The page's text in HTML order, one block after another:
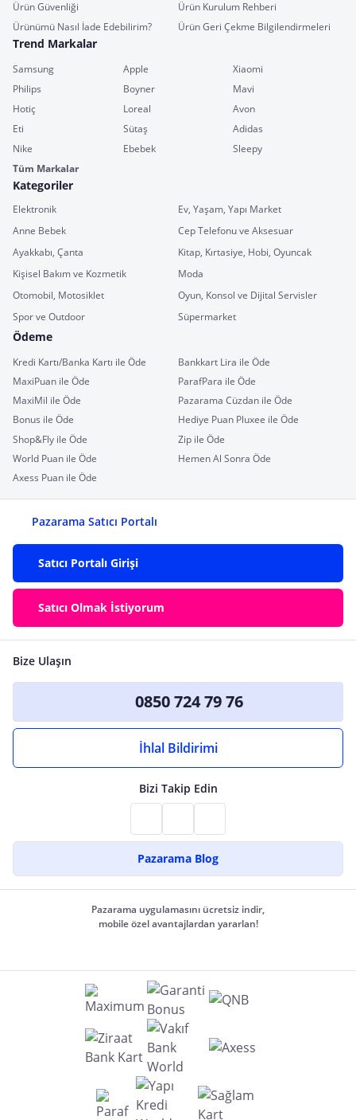
Ürün Güvenliği
Ürün Kurulum Rehberi
Ürünümü Nasıl İade Edebilirim?
Ürün Geri Çekme Bilgilendirmeleri
Trend Markalar
Samsung Apple
Xiaomi
Philips
Boyner
Mavi
Hotiç
Loreal
Avon
Eti
Sütaş
Adidas
Nike
Ebebek
Sleepy
Tüm Markalar
Kategoriler
Elektronik
Ev, Yaşam, Yapı Market
Anne Bebek
Cep Telefonu ve Aksesuar
Ayakkabı, Çanta
Kitap, Kırtasiye, Hobi, Oyuncak
Kişisel Bakım ve Kozmetik
Moda
Otomobil, Motosiklet
Oyun, Konsol ve Dijital Servisler
Spor ve Outdoor
Süpermarket
Ödeme
Kredi Kartı/Banka Kartı ile Öde
Bankkart Lira ile Öde
MaxiPuan ile Öde
ParafPara ile Öde
MaxiMil ile Öde
Pazarama Cüzdan ile Öde
Bonus ile Öde
Hediye Puan Pluxee ile Öde
Shop&Fly ile Öde
Zip ile Öde
World Puan ile Öde
Hemen Al Sonra Öde
Axess Puan ile Öde
Pazarama Satıcı Portalı
Satıcı Portalı Girişi
Satıcı Olmak İstiyorum
Bize Ulaşın
0850 724 79 76
İhlal Bildirimi
Bizi Takip Edin
Pazarama Blog
Pazarama uygulamasını ücretsiz indir,
mobile özel avantajlardan yararlan!